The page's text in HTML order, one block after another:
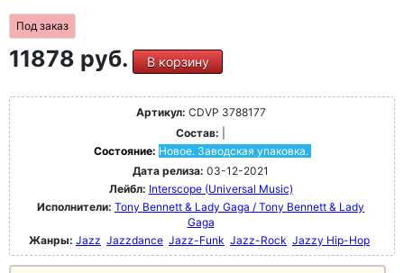
Под заказ
11878 руб. В корзину
Артикул: CDVP 3788177
Состав:
Состояние: Новое. Заводская упаковка.
Дата релиза: 03-12-2021
Лейбл: Interscope (Universal Music)
Исполнители: Tony Bennett & Lady Gaga / Tony Bennett & Lady
Gaga
Жанры: Jazz Jazzdance Jazz-Funk Jazz-Rock Jazzy Hip-Hop